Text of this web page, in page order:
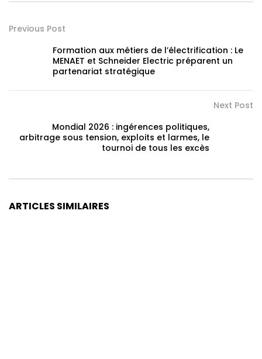
Previous Post
Formation aux métiers de l’électrification : Le
MENAET et Schneider Electric préparent un
partenariat stratégique
Next Post
Mondial 2026 : ingérences politiques,
arbitrage sous tension, exploits et larmes, le
tournoi de tous les excès
ARTICLES SIMILAIRES